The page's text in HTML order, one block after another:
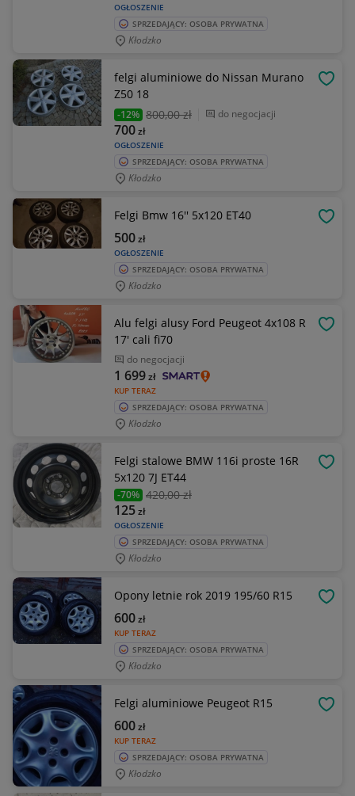
OGŁOSZENIE
SPRZEDAJĄCY: OSOBA PRYWATNA
Kłodzko
felgi aluminiowe do Nissan Murano
Z50 18
-12% 800,00 zł do negocjacji
OGŁOSZENIE
700zł
SPRZEDAJĄCY: OSOBA PRYWATNA
Kłodzko
Felgi Bmw 16'' 5x120 ET40
OGŁOSZENIE
500zł
SPRZEDAJĄCY: OSOBA PRYWATNA
Kłodzko
Alu felgi alusy Ford Peugeot 4x108 R
17' cali fi70
do negocjacji
KUP TERAZ
1 699zł
SPRZEDAJĄCY: OSOBA PRYWATNA
Kłodzko
Felgi stalowe BMW 116i proste 16R
5x120 7J ET44
-70% 420,00 zł
OGŁOSZENIE
125zł
SPRZEDAJĄCY: OSOBA PRYWATNA
Kłodzko
Opony letnie rok 2019 195/60 R15
KUP TERAZ
600zł
SPRZEDAJĄCY: OSOBA PRYWATNA
Kłodzko
Felgi aluminiowe Peugeot R15
KUP TERAZ
600zł
SPRZEDAJĄCY: OSOBA PRYWATNA
Kłodzko